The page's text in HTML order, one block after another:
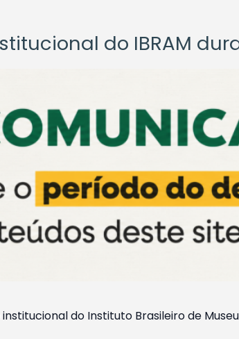
do IBRAM
do Instituto Brasileiro de